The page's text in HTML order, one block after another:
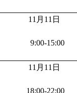
11月11日
9:00-15:00
11月11日
18:00-22:00